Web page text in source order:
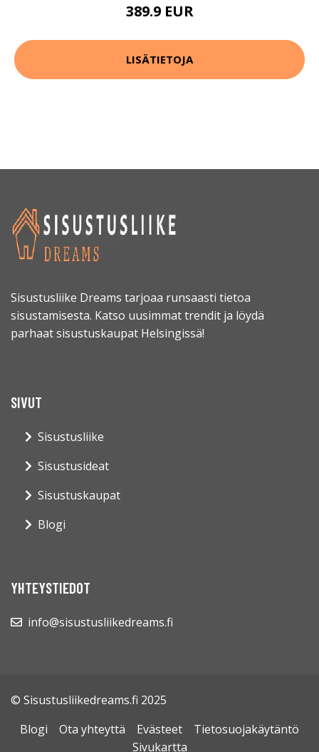
389.9 EUR
LISÄTIETOJA
Sisustusliike Dreams tarjoaa runsaasti tietoa
sisustamisesta. Katso uusimmat trendit ja löydä
parhaat sisustuskaupat Helsingissä!
SIVUT
Sisustusliike
Sisustusideat
Sisustuskaupat
Blogi
YHTEYSTIEDOT
info@sisustusliikedreams.fi
© Sisustusliikedreams.fi 2025
Blogi
Ota yhteyttä Evästeet
Tietosuojakäytäntö
Sivukartta